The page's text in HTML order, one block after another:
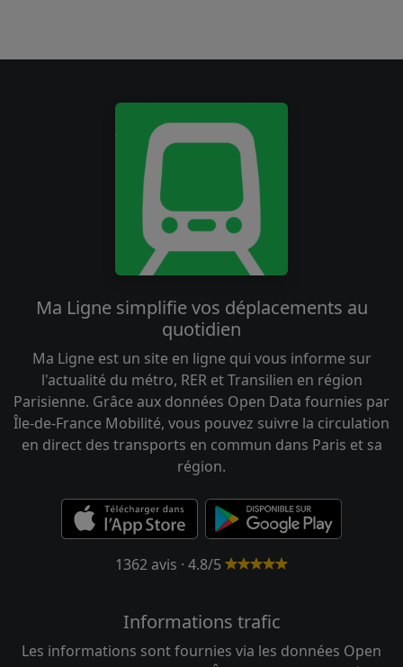
Ma Ligne simplifie vos déplacements au
quotidien
Ma Ligne est un site en ligne qui vous informe sur
l'actualité du métro, RER et Transilien en région
Parisienne. Grâce aux données Open Data fournies par
Île-de-France Mobilité, vous pouvez suivre la circulation
en direct des transports en commun dans Paris et sa
région.
1362 avis · 4.8/5
Informations trafic
Les informations sont fournies via les données Open